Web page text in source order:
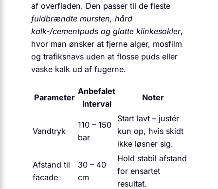
af overfladen. Den passer til de fleste
fuldbrændte mursten, hård
kalk-/cementpuds og glatte klinkesokler,
hvor man ønsker at fjerne alger, mosfilm
og trafik­snavs uden at flosse puds eller
vaske kalk ud af fugerne.
Parameter
Anbefalet
interval
Noter
Vandtryk
110 – 150
bar
Start lavt – justér
kun op, hvis skidt
ikke løsner sig.
Afstand til
facade
30 – 40
cm
Hold stabil afstand
for ensartet
resultat.